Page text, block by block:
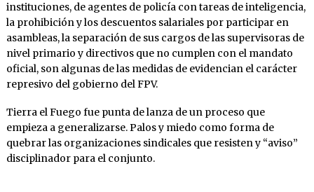
instituciones, de agentes de policía con tareas de inteligencia,
la prohibición y los descuentos salariales por participar en
asambleas, la separación de sus cargos de las supervisoras de
nivel primario y directivos que no cumplen con el mandato
oficial, son algunas de las medidas de evidencian el carácter
represivo del gobierno del FPV.
Tierra el Fuego fue punta de lanza de un proceso que
empieza a generalizarse. Palos y miedo como forma de
quebrar las organizaciones sindicales que resisten y “aviso”
disciplinador para el conjunto.